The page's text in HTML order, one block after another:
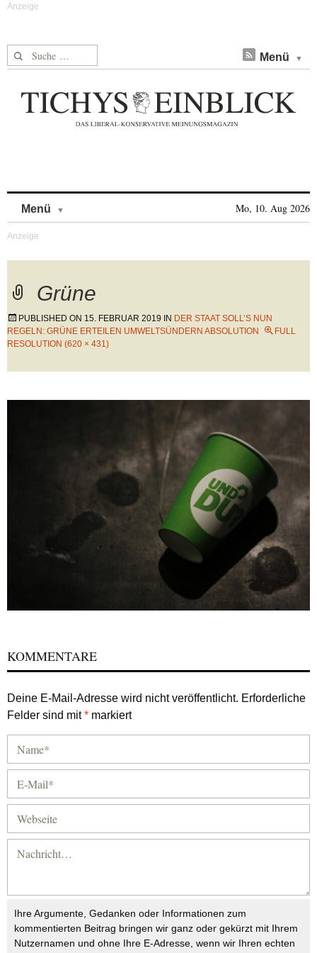
Suche nach: Menü
Menü Mo, 10. Aug 2026
Grüne
PUBLISHED ON 15. FEBRUAR 2019 IN DER STAAT SOLL’S NUN
REGELN: GRÜNE ERTEILEN UMWELTSÜNDERN ABSOLUTION
FULL
RESOLUTION (620 × 431)
KOMMENTARE
Deine E-Mail-Adresse wird nicht veröffentlicht. Erforderliche
Felder sind mit* markiert
Ihre Argumente, Gedanken oder Informationen zum
kommentierten Beitrag bringen wir ganz oder gekürzt mit Ihrem
Nutzernamen und ohne Ihre E-Adresse, wenn wir Ihren echten